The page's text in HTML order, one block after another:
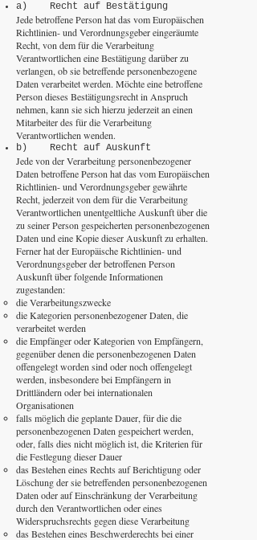
a) Recht auf Bestätigung
Jede betroffene Person hat das vom Europäischen
Richtlinien- und Verordnungsgeber eingeräumte
Recht, von dem für die Verarbeitung
Verantwortlichen eine Bestätigung darüber zu
verlangen, ob sie betreffende personenbezogene
Daten verarbeitet werden. Möchte eine betroffene
Person dieses Bestätigungsrecht in Anspruch
nehmen, kann sie sich hierzu jederzeit an einen
Mitarbeiter des für die Verarbeitung
Verantwortlichen wenden.
b) Recht auf Auskunft
Jede von der Verarbeitung personenbezogener
Daten betroffene Person hat das vom Europäischen
Richtlinien- und Verordnungsgeber gewährte
Recht, jederzeit von dem für die Verarbeitung
Verantwortlichen unentgeltliche Auskunft über die
zu seiner Person gespeicherten personenbezogenen
Daten und eine Kopie dieser Auskunft zu erhalten.
Ferner hat der Europäische Richtlinien- und
Verordnungsgeber der betroffenen Person
Auskunft über folgende Informationen
zugestanden:
die Verarbeitungszwecke
die Kategorien personenbezogener Daten, die
verarbeitet werden
die Empfänger oder Kategorien von Empfängern,
gegenüber denen die personenbezogenen Daten
offengelegt worden sind oder noch offengelegt
werden, insbesondere bei Empfängern in
Drittländern oder bei internationalen
Organisationen
falls möglich die geplante Dauer, für die die
personenbezogenen Daten gespeichert werden,
oder, falls dies nicht möglich ist, die Kriterien für
die Festlegung dieser Dauer
das Bestehen eines Rechts auf Berichtigung oder
Löschung der sie betreffenden personenbezogenen
Daten oder auf Einschränkung der Verarbeitung
durch den Verantwortlichen oder eines
Widerspruchsrechts gegen diese Verarbeitung
das Bestehen eines Beschwerderechts bei einer